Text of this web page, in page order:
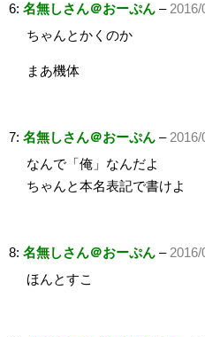
6: 名無しさん＠おーぷん –2016/
ちゃんとかくのか
まあ機体
7: 名無しさん＠おーぷん –2016/
なんで「俺」なんだよ
ちゃんと本名表記で書けよ
8: 名無しさん＠おーぷん –2016/
ほんとすこ